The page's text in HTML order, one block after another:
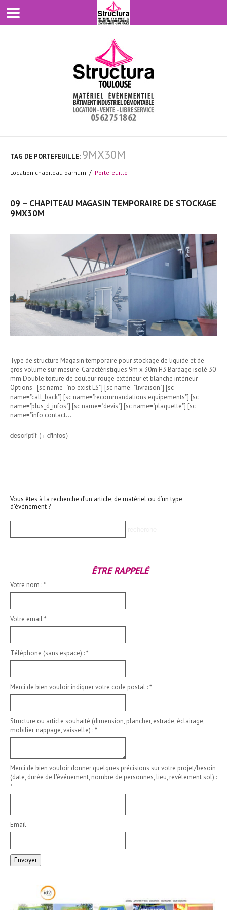
TAG DE PORTEFEUILLE: 9MX30M
Location chapiteau barnum Portefeuille
09 – CHAPITEAU MAGASIN TEMPORAIRE DE STOCKAGE
9MX30M
Type de structure Magasin temporaire pour stockage de liquide et de
gros volume sur mesure. Caractéristiques 9m x 30m H3 Bardage isolé 30
mm Double toiture de couleur rouge extérieur et blanche intérieur
Options - [sc name="no exist LS"] [sc name="livraison"] [sc
name="call_back"] [sc name="recommandations equipements"] [sc
name="plus_d_infos"] [sc name="devis"] [sc name="plaquette"] [sc
name="info contact…
descriptif (+ d'infos)
Vous êtes à la recherche d’un article, de matériel ou d’un type
d’événement ?
ÊTRE RAPPELÉ
Votre nom :*
Votre email*
Téléphone (sans espace) :*
Merci de bien vouloir indiquer votre code postal :*
Structure ou article souhaité (dimension, plancher, estrade, éclairage,
mobilier, nappage, vaisselle) :*
Merci de bien vouloir donner quelques précisions sur votre projet/besoin
(date, durée de l'événement, nombre de personnes, lieu, revêtement sol) :
*
Email
Envoyer